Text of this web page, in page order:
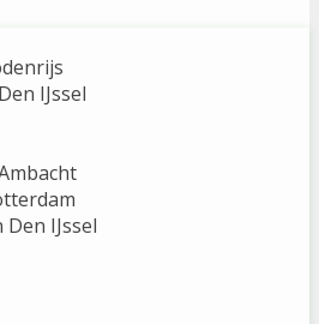
IJssel
IJssel